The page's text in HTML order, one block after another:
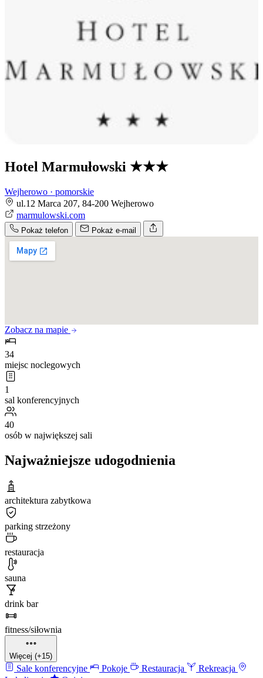
Hotel Marmułowski ★★★
Wejherowo · pomorskie
ul.12 Marca 207, 84-200 Wejherowo
marmulowski.com
Pokaż telefon Pokaż e-mail
Zobacz na mapie
34
miejsc noclegowych
1
sal konferencyjnych
40
osób w największej sali
Najważniejsze udogodnienia
architektura zabytkowa
parking strzeżony
restauracja
sauna
drink bar
fitness/siłownia
Więcej (+15)
Sale konferencyjne Pokoje Restauracja
Rekreacja